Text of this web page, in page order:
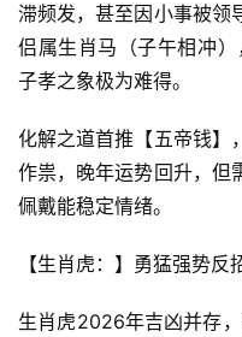
滞频发，甚至因小事被领
侣属生肖马（子午相冲
子孝之象极为难得。
化解之道首推【五帝钱】
作祟，晚年运势回升，但
佩戴能稳定情绪。
【生肖虎：】勇猛强势反
生肖虎2026年吉凶并存